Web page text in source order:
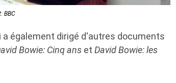
BBC
a également dirigé d'autres documents
Bowie: Cinq ans et David Bowie: les